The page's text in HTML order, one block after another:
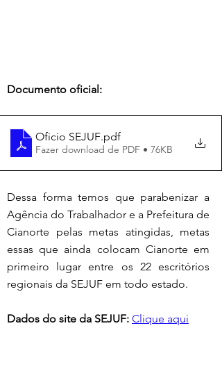
Documento oficial:
Oficio SEJUF.pdf
Fazer download de PDF • 76KB
Dessa forma temos que parabenizar a
Agência do Trabalhador e a Prefeitura de
Cianorte pelas metas atingidas, metas
essas que ainda colocam Cianorte em
primeiro lugar entre os 22 escritórios
regionais da SEJUF em todo estado.
Dados do site da SEJUF: Clique aqui